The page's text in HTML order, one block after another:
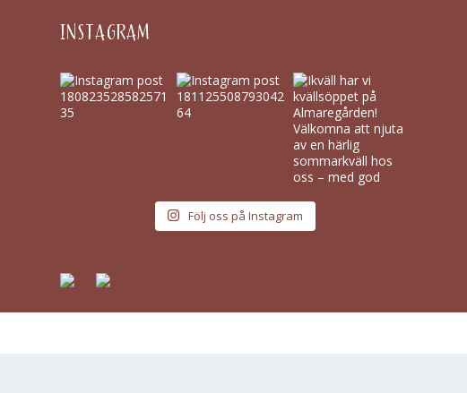
INSTAGRAM
Följ oss på Instagram